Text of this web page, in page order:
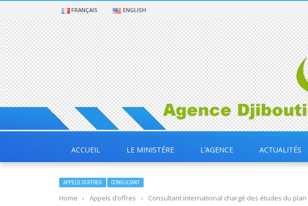
FRANÇAIS ENGLISH
ACCUEIL LE MINISTÉRE L’AGENCE ACTUALITÉS
APPELS D’OFFRES CONSULTANT
Home › Appels d’offres › Consultant international chargé des études du